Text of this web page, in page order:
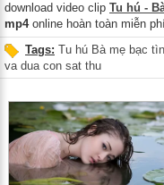
download video clip Tu hú -
mp4online hoàn toàn miễn
Tags: Tu hú Bà mẹ bạc
va dua con sat thu